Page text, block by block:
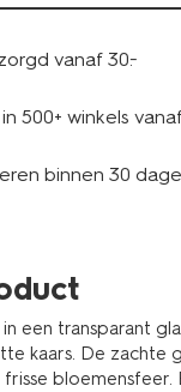
vanaf 30.-
500+ winkels vanaf
binnen 30
een transparant
kaars. De zachte
bloemensfeer.